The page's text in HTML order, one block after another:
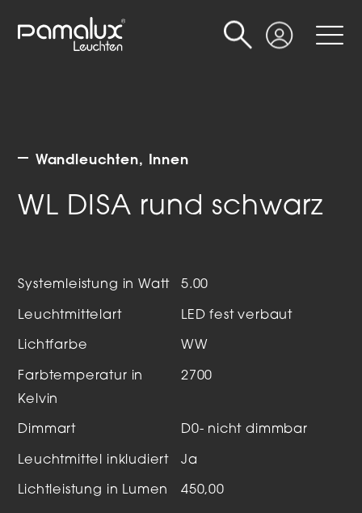
Login
Suche
Wandleuchten Innen
WL DISA rund schwarz
Systemleistung in Watt 5.00
Leuchtmittelart LED fest verbaut
Lichtfarbe WW
Farbtemperatur in
Kelvin
2700
Dimmart D0- nicht dimmbar
Leuchtmittel inkludiert Ja
Lichtleistung in Lumen 450,00